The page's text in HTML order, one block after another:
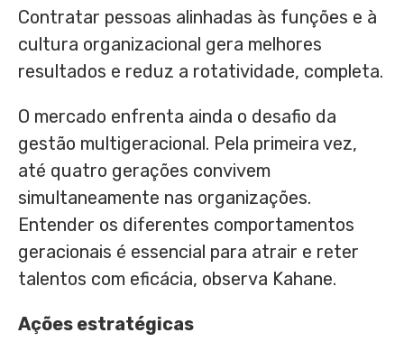
Contratar pessoas alinhadas às funções e à
cultura organizacional gera melhores
resultados e reduz a rotatividade, completa.
O mercado enfrenta ainda o desafio da
gestão multigeracional. Pela primeira vez,
até quatro gerações convivem
simultaneamente nas organizações.
Entender os diferentes comportamentos
geracionais é essencial para atrair e reter
talentos com eficácia, observa Kahane.
Ações estratégicas